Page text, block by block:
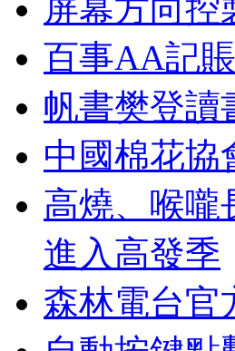
屏幕方向控
百事AA記
帆書樊登讀
中國棉花協
高燒、喉嚨
進入高發季
森林電台官